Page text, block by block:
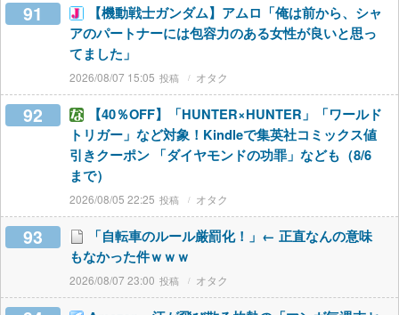
91
【機動戦士ガンダム】アムロ「俺は前から、シャ
アのパートナーには包容力のある女性が良いと思っ
てました」
2026/08/07 15:05 オタク
92
【40％OFF】「HUNTER×HUNTER」「ワールド
トリガー」など対象！Kindleで集英社コミックス値
引きクーポン 「ダイヤモンドの功罪」なども（8/6
まで）
2026/08/05 22:25 オタク
93
「自転車のルール厳罰化！」← 正直なんの意味
もなかった件ｗｗｗ
2026/08/07 23:00 オタク